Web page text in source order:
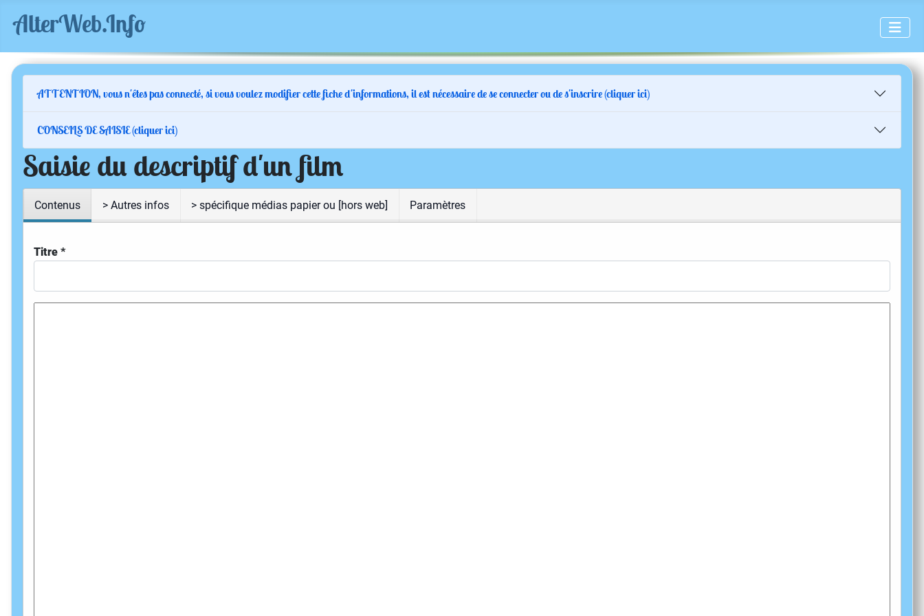
AlterWeb.Info
ATTENTION, vous n'êtes pas connecté, si vous voulez modifier cette fiche d'informations, il est nécessaire de se connecter ou de s'inscrire (cliquer ici)
CONSEILS DE SAISIE (cliquer ici)
Saisie du descriptif d'un film
Contenus > Autres infos > spécifique médias papier ou [hors web] Paramètres
Titre *